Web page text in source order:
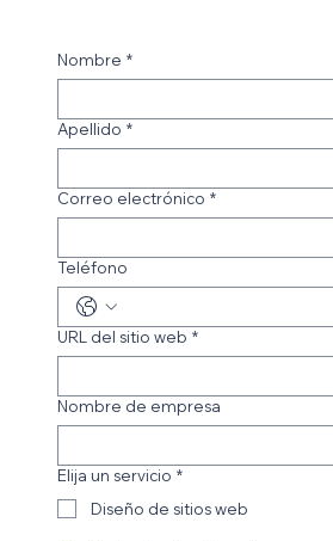
Nombre *
Apellido *
Correo electrónico *
Teléfono
URL del sitio web *
Nombre de empresa
Elija un servicio *
Diseño de sitios web